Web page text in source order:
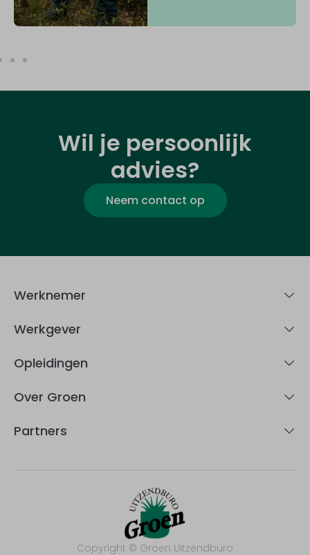
Wil je persoonlijk
advies?
Neem contact op
Werknemer
Werkgever
Opleidingen
Over Groen
Partners
Copyright © Groen Uitzendburo